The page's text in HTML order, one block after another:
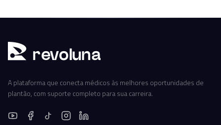
revoluna
A plataforma que conecta médicos às melhores oportunidades de
plantão, com suporte completo para sua carreira.